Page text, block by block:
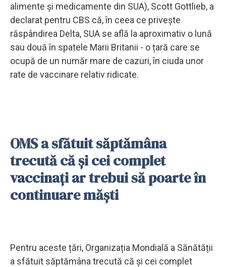
alimente și medicamente din SUA), Scott Gottlieb, a
declarat pentru CBS că, în ceea ce privește
răspândirea Delta, SUA se află la aproximativ o lună
sau două în spatele Marii Britanii - o țară care se
ocupă de un număr mare de cazuri, în ciuda unor
rate de vaccinare relativ ridicate.
OMS a sfătuit săptămâna
trecută că și cei complet
vaccinați ar trebui să poarte în
continuare măști
Pentru aceste țări, Organizația Mondială a Sănătății
a sfătuit săptămâna trecută că și cei complet